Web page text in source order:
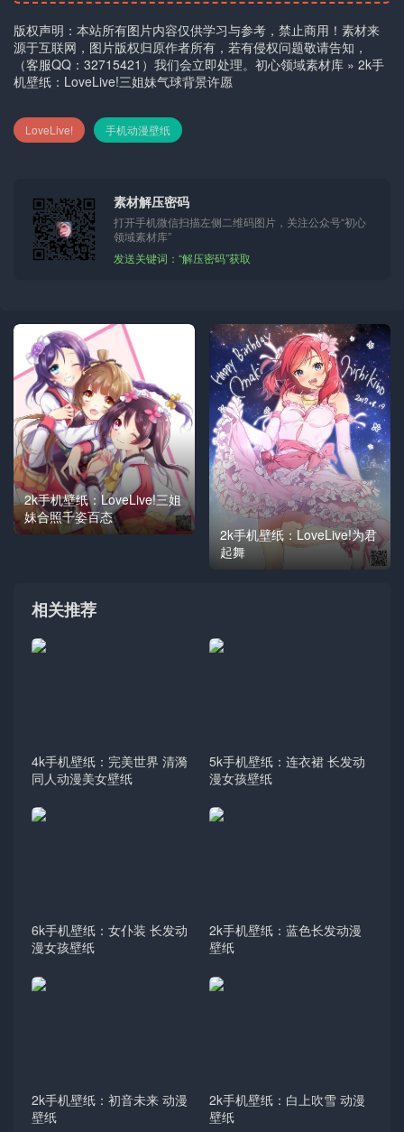
版权声明：本站所有图片内容仅供学习与参考，禁止商用！素材来
源于互联网，图片版权归原作者所有，若有侵权问题敬请告知，
（客服QQ：32715421）我们会立即处理。 初心领域素材库 » 2k手
机壁纸：LoveLive!三姐妹气球背景许愿
LoveLive! 手机动漫壁纸
素材解压密码
打开手机微信扫描左侧二维码图片，关注公众号“初心
领域素材库”
发送关键词：“解压密码”获取
2k手机壁纸：LoveLive!三姐
妹合照千姿百态
2k手机壁纸：LoveLive!为君
起舞
相关推荐
4k手机壁纸：完美世界 清漪
同人动漫美女壁纸
5k手机壁纸：连衣裙 长发动
漫女孩壁纸
6k手机壁纸：女仆装 长发动
漫女孩壁纸
2k手机壁纸：蓝色长发动漫
壁纸
2k手机壁纸：初音未来 动漫
壁纸
2k手机壁纸：白上吹雪 动漫
壁纸